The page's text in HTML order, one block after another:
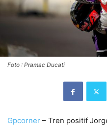
Foto : Pramac Ducati
Gpcorner – Tren positif